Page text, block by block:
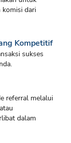
komisi dari
Kompetitif
sukses
referral melalui
dalam